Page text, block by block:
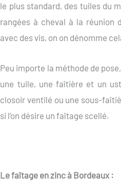
le plus standard, des tuiles du
rangées à cheval à la réunion
avec des vis, on on dénomme
Peu importe la méthode de
une tuile, une faîtière et un
closoir ventilé ou une sous-
si l’on désire un faîtage scellé.
Le faîtage en zinc à Bordeaux :